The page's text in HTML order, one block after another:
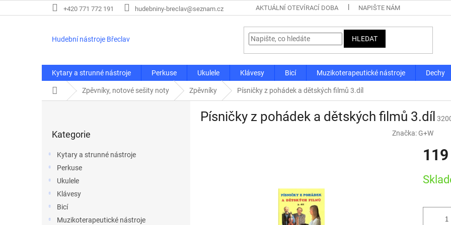
na
+420 771 772 191 hudebniny-breclav@seznam.cz AKTUÁLNÍ OTEVÍRACÍ DOBA NAPIŠTE NÁM
Hudební nástroje Břeclav HLEDAT
Kytary a strunné nástroje Perkuse Ukulele Klávesy Bicí Muzikoterapeutické nástroje Dechy
Domů Zpěvníky, notové sešity noty Zpěvníky Písničky z pohádek a dětských filmů 3.díl
kategorie
Kategorie
Kytary a strunné nástroje
Perkuse
Ukulele
Klávesy
Bicí
Muzikoterapeutické nástroje
Písničky z pohádek a dětských filmů 3.díl
Značka: G+W
cena: